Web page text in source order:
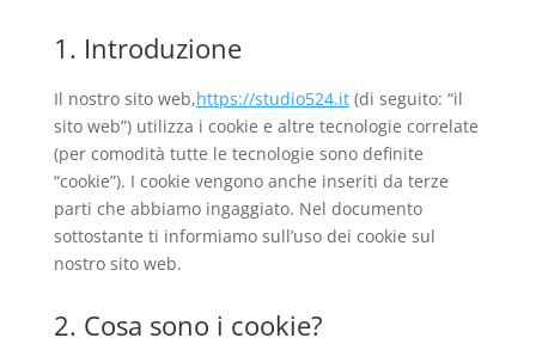
1. Introduzione
Il nostro sito web,https://studio524.it(di seguito: “il
sito web”) utilizza i cookie e altre tecnologie correlate
(per comodità tutte le tecnologie sono definite
“cookie”). I cookie vengono anche inseriti da terze
parti che abbiamo ingaggiato. Nel documento
sottostante ti informiamo sull’uso dei cookie sul
nostro sito web.
2. Cosa sono i cookie?